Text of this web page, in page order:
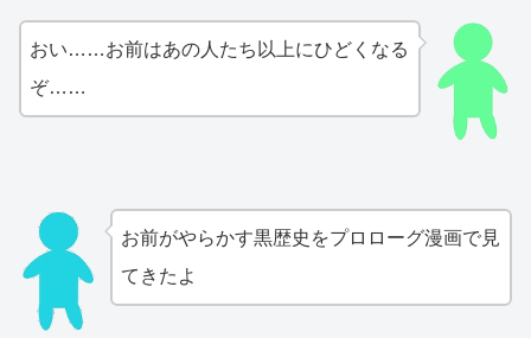
おい……お前はあの人たち以上にひどくなる
ぞ……
お前がやらかす黒歴史をプロローグ漫画で見
てきたよ